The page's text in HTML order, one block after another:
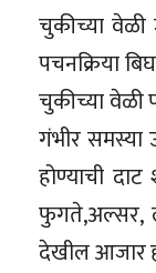
चुकीच्या
पचनक्रिया
चुकीच्या वेळी
गंभीर समस्या
होण्याची
फुगते,अल्सर,
देखील आजार